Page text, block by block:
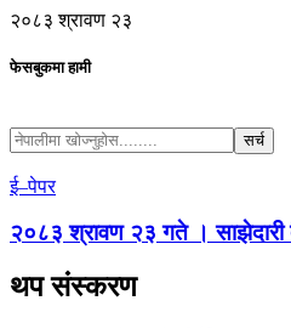
२०८३ श्रावण २३
फेसबुकमा हामी
ई–पेपर
२०८३ श्रावण २३ गते । साझेदारी
थप संस्करण